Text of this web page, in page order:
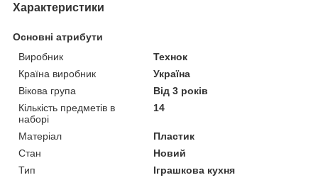
Характеристики
Основні атрибути
Виробник
Технок
Країна виробник
Україна
Вікова група
Від 3 років
Кількість предметів в
наборі
14
Матеріал
Пластик
Стан
Новий
Тип
Іграшкова кухня